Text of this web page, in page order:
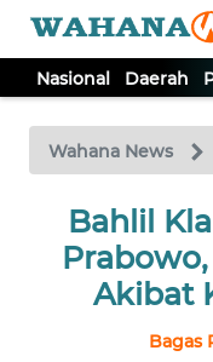
Nasional Daerah
Wahana News
Bahlil
Akibat
Bagas
TV
Tutup
NASIONAL
DAERAH